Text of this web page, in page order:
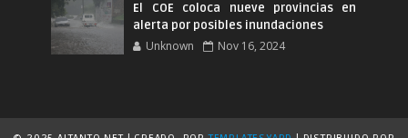
El COE coloca nueve provincias en
alerta por posibles inundaciones
Unknown Nov 16, 2024